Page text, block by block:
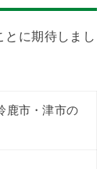
に期待しまし
鹿市・津市の